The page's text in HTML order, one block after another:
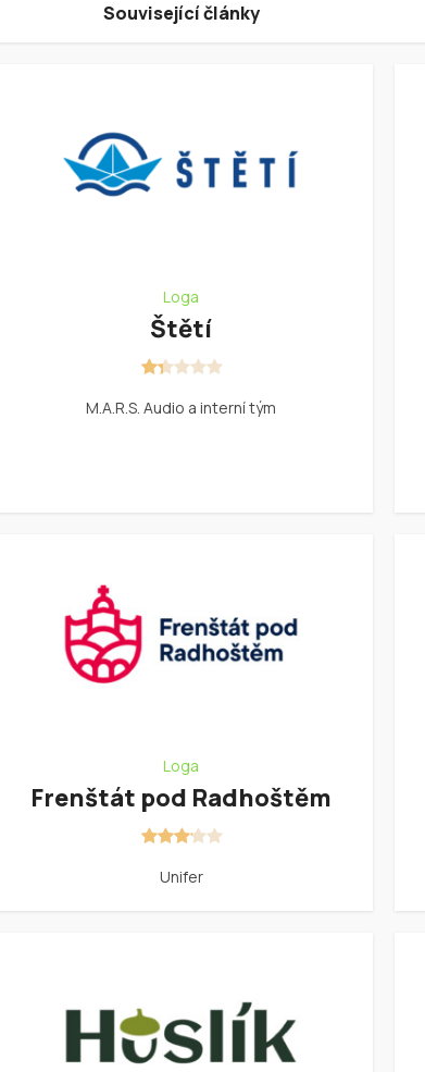
Související články
Loga
Štětí
M.A.R.S. Audio a interní tým
Loga
Frenštát pod Radhoštěm
Unifer